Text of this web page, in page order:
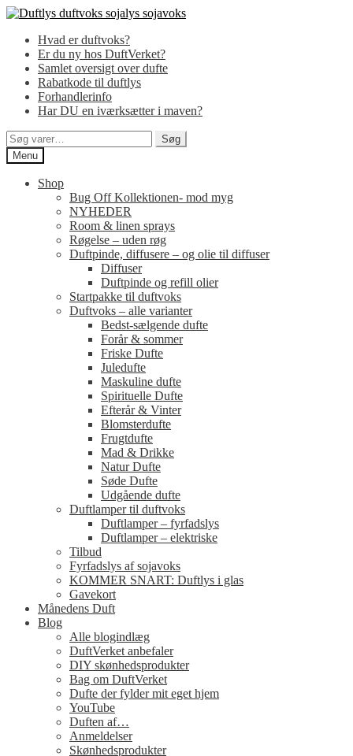
Spring
navigation
Spring
indholdHvad er duftvoks?
Er du ny hos DuftVerket?
Samlet oversigt over dufte
Rabatkode til duftlys
Forhandlerinfo
Har DU en iværksætter i maven?
Søg
efter:
Søg
Menu
Shop
Bug Off Kollektionen- mod myg
NYHEDER
Room & linen sprays
Røgelse – uden røg
Duftpinde, diffusere – og olie til diffuser
Diffuser
Duftpinde og refill olier
Startpakke til duftvoks
Duftvoks – alle varianter
Bedst-sælgende dufte
Forår & sommer
Friske Dufte
Juledufte
Maskuline dufte
Spirituelle Dufte
Efterår & Vinter
Blomsterdufte
Frugtdufte
Mad & Drikke
Natur Dufte
Søde Dufte
Udgående dufte
Duftlamper til duftvoks
Duftlamper – fyrfadslys
Duftlamper – elektriske
Tilbud
Fyrfadslys af sojavoks
KOMMER SNART: Duftlys i glas
Gavekort
Månedens Duft
Blog
Alle blogindlæg
DuftVerket anbefaler
DIY skønhedsprodukter
Bag om DuftVerket
Dufte der fylder mit eget hjem
YouTube
Duften af…
Anmeldelser
Skønhedsprodukter